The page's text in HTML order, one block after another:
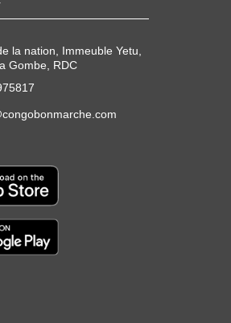
la nation, Immeuble Yetu,
Gombe, RDC